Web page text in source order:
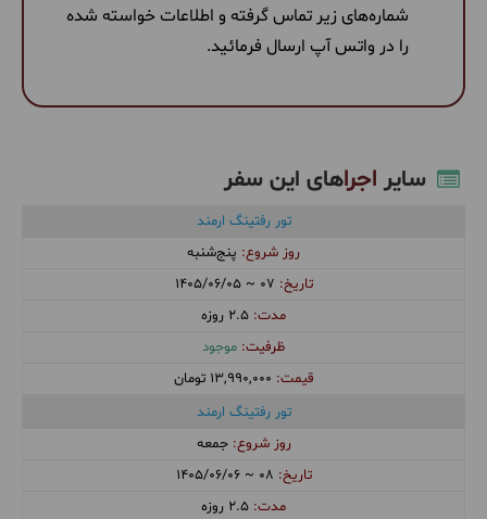
شماره‌های زیر تماس گرفته و اطلاعات خواسته شده
را در واتس آپ ارسال فرمائید.
سایر اجراهای این سفر
تور رفتینگ ارمند
پنج‌شنبه
1405/06/05 ~ 07
2.5 روزه
موجود
13,990,000 تومان
تور رفتینگ ارمند
جمعه
1405/06/06 ~ 08
2.5 روزه